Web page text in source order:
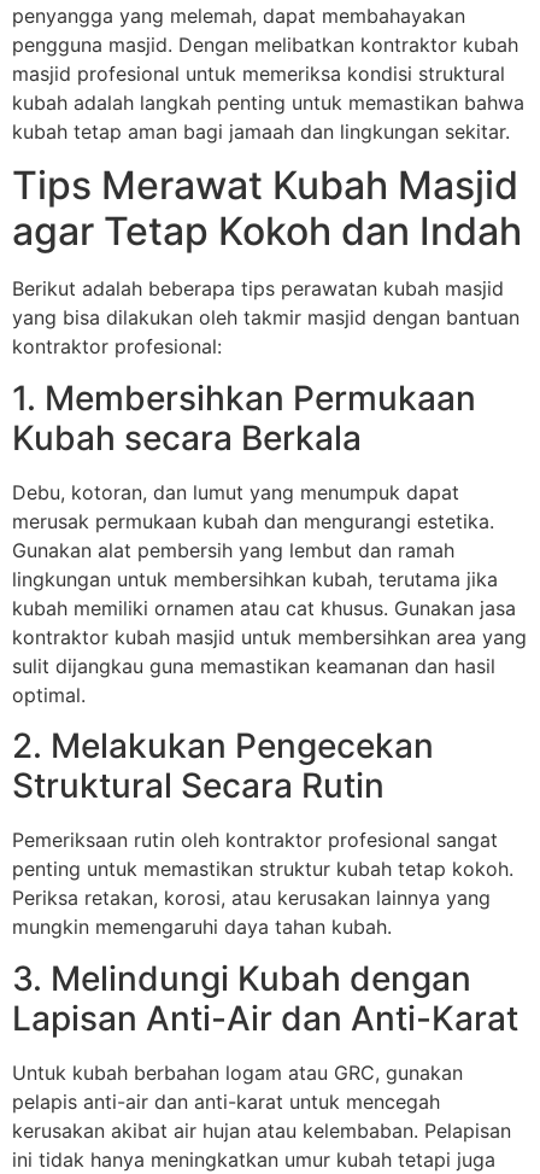
penyangga yang melemah, dapat membahayakan
pengguna masjid. Dengan melibatkan kontraktor kubah
masjid profesional untuk memeriksa kondisi struktural
kubah adalah langkah penting untuk memastikan bahwa
kubah tetap aman bagi jamaah dan lingkungan sekitar.
Tips Merawat Kubah Masjid
agar Tetap Kokoh dan Indah
Berikut adalah beberapa tips perawatan kubah masjid
yang bisa dilakukan oleh takmir masjid dengan bantuan
kontraktor profesional:
1. Membersihkan Permukaan
Kubah secara Berkala
Debu, kotoran, dan lumut yang menumpuk dapat
merusak permukaan kubah dan mengurangi estetika.
Gunakan alat pembersih yang lembut dan ramah
lingkungan untuk membersihkan kubah, terutama jika
kubah memiliki ornamen atau cat khusus. Gunakan jasa
kontraktor kubah masjid untuk membersihkan area yang
sulit dijangkau guna memastikan keamanan dan hasil
optimal.
2. Melakukan Pengecekan
Struktural Secara Rutin
Pemeriksaan rutin oleh kontraktor profesional sangat
penting untuk memastikan struktur kubah tetap kokoh.
Periksa retakan, korosi, atau kerusakan lainnya yang
mungkin memengaruhi daya tahan kubah.
3. Melindungi Kubah dengan
Lapisan Anti-Air dan Anti-Karat
Untuk kubah berbahan logam atau GRC, gunakan
pelapis anti-air dan anti-karat untuk mencegah
kerusakan akibat air hujan atau kelembaban. Pelapisan
ini tidak hanya meningkatkan umur kubah tetapi juga